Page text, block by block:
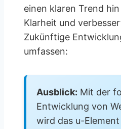
einen klaren Trend
Klarheit und
Zukünftige
umfassen:
Ausblick: Mit der
Entwicklung von
wird das u-